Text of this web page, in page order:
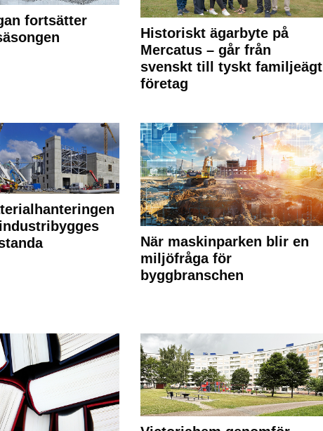
fortsätter
Historiskt ägarbyte på
Mercatus – går från
svenskt till tyskt familjeägt
företag
När maskinparken blir en
miljöfråga för
byggbranschen